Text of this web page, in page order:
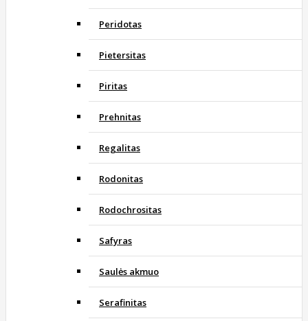
Peridotas
Pietersitas
Piritas
Prehnitas
Regalitas
Rodonitas
Rodochrositas
Safyras
Saulės akmuo
Serafinitas